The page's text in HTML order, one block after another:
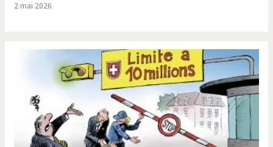
Vous avez dit "Islam"?
2 mai 2026